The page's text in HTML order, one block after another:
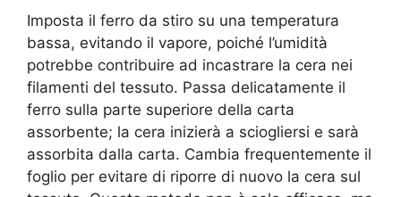
Imposta il ferro da stiro su una temperatura
bassa, evitando il vapore, poiché l’umidità
potrebbe contribuire ad incastrare la cera nei
filamenti del tessuto. Passa delicatamente il
ferro sulla parte superiore della carta
assorbente; la cera inizierà a sciogliersi e sarà
assorbita dalla carta. Cambia frequentemente il
foglio per evitare di riporre di nuovo la cera sul